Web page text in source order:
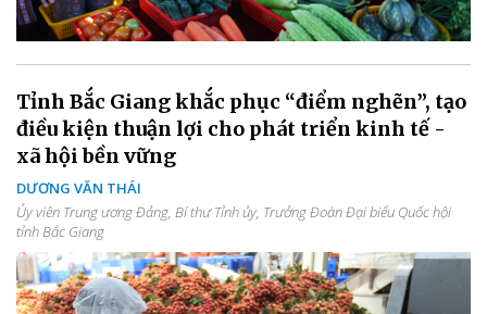
Tỉnh Bắc Giang khắc phục “điểm nghẽn”, tạo
điều kiện thuận lợi cho phát triển kinh tế -
xã hội bền vững
DƯƠNG VĂN THÁI
Ủy viên Trung ương Đảng, Bí thư Tỉnh ủy, Trưởng Đoàn Đại biểu Quốc hội
tỉnh Bắc Giang